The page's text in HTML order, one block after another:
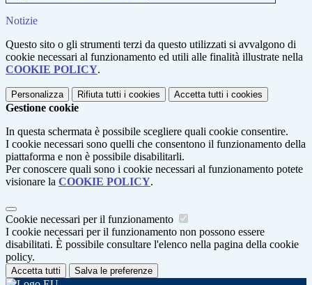
Notizie
Questo sito o gli strumenti terzi da questo utilizzati si avvalgono di
cookie necessari al funzionamento ed utili alle finalità illustrate nella
COOKIE POLICY.
Personalizza Rifiuta tutti i cookies Accetta tutti i cookies
Gestione cookie
In questa schermata è possibile scegliere quali cookie consentire.
I cookie necessari sono quelli che consentono il funzionamento della
piattaforma e non è possibile disabilitarli.
Per conoscere quali sono i cookie necessari al funzionamento potete
visionare la COOKIE POLICY.
Cookie necessari per il funzionamento
I cookie necessari per il funzionamento non possono essere
disabilitati. È possibile consultare l'elenco nella pagina della cookie
policy.
Accetta tutti Salva le preferenze